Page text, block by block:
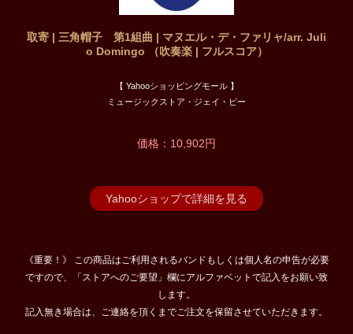
取寄 | 三角帽子 第1組曲 | マヌエル・デ・ファリャ/arr. Juli
o Domingo （吹奏楽 | フルスコア）
【 Yahooショッピングモール 】
ミュージックストア・ジェイ・ピー
価格：10,902円
Yahooショップで詳細を見る
《重要！》 この商品はご利用されるバンドもしくは個人名の申告が必要
ですので、「ストアへのご要望」欄にアルファベットで記入をお願い致
します。
記入無き場合は、ご連絡を頂くまでご注文を保留させていただきます。